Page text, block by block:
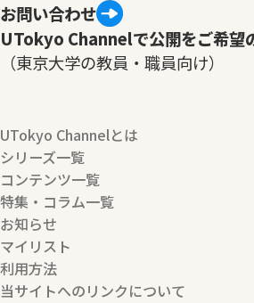
お問い合わせ
UTokyo Channelで公開をご希望
（東京大学の教員・職員向け）
UTokyo Channelとは
シリーズ一覧
コンテンツ一覧
特集・コラム一覧
お知らせ
マイリスト
利用方法
当サイトへのリンクについて